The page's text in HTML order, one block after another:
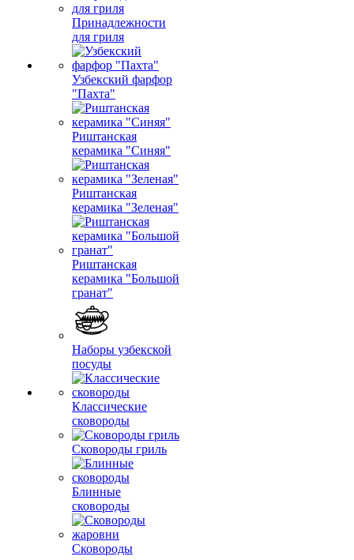
Принадлежности
для гриля
Узбекский фарфор
"Пахта"
Риштанская
керамика "Синяя"
Риштанская
керамика "Зеленая"
Риштанская
керамика "Большой
гранат"
Наборы узбекской
посуды
Классические
сковороды
Сковороды гриль
Блинные
сковороды
Сковороды